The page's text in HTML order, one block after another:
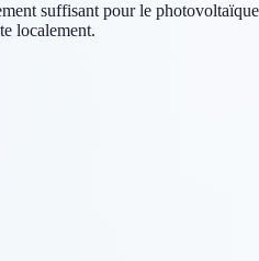
suffisant pour le
localement.